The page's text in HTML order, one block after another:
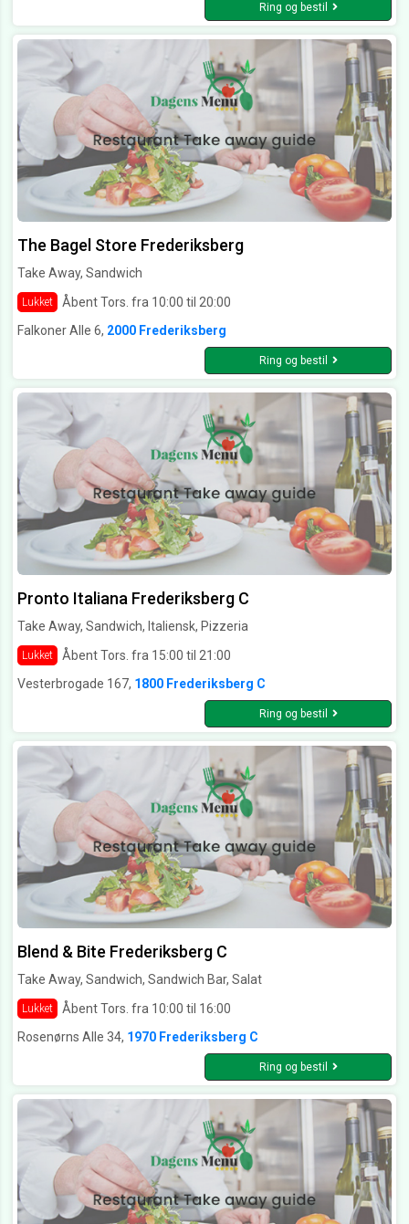
Ring og bestil
The Bagel Store Frederiksberg
Take Away, Sandwich
Lukket
Åbent Tors. fra 10:00 til 20:00
Falkoner Alle 6, 2000 Frederiksberg
Ring og bestil
Pronto Italiana Frederiksberg C
Take Away, Sandwich, Italiensk, Pizzeria
Lukket
Åbent Tors. fra 15:00 til 21:00
Vesterbrogade 167, 1800 Frederiksberg C
Ring og bestil
Blend & Bite Frederiksberg C
Take Away, Sandwich, Sandwich Bar, Salat
Lukket
Åbent Tors. fra 10:00 til 16:00
Rosenørns Alle 34, 1970 Frederiksberg C
Ring og bestil